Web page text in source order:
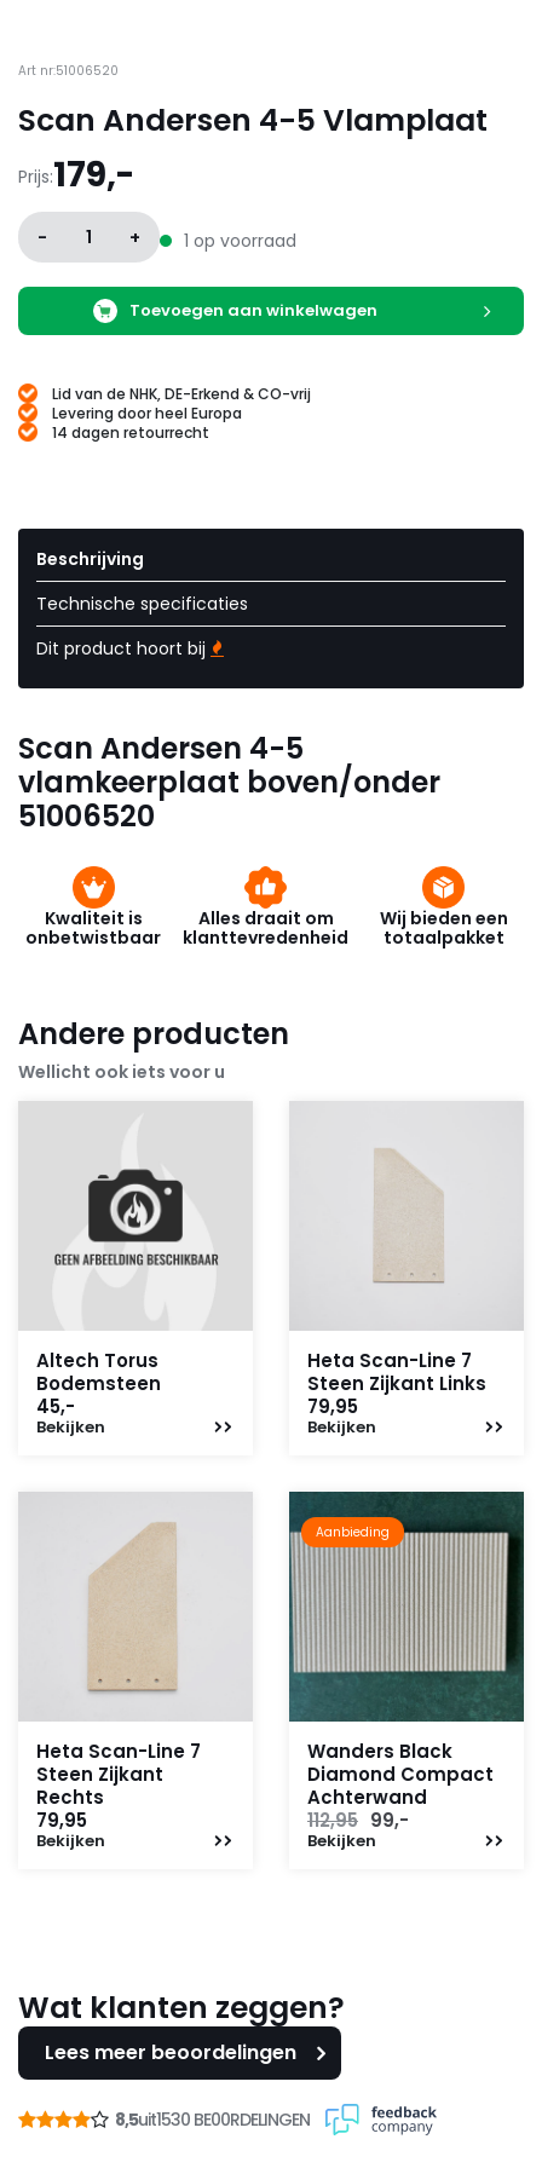
Art nr:51006520
Scan Andersen 4-5 Vlamplaat
Prijs:179,-
- 1 + 1 op voorraad
Toevoegen aan winkelwagen
Lid van de NHK, DE-Erkend & CO-vrij
Levering door heel Europa
14 dagen retourrecht
Beschrijving
Technische specificaties
Dit product hoort bij
Scan Andersen 4-5
vlamkeerplaat boven/onder
51006520
Kwaliteit is
onbetwistbaar
Alles draait om
klanttevredenheid
Wij bieden een
totaalpakket
Andere producten
Wellicht ook iets voor u
Altech Torus
Bodemsteen
45,-
Bekijken
Heta Scan-Line 7
Steen Zijkant Links
79,95
Bekijken
Heta Scan-Line 7
Steen Zijkant
Rechts
79,95
Bekijken
Aanbieding
Wanders Black
Diamond Compact
Achterwand
112,95 Oorspronkelijke
prijs
99,-
Bekijken
Wat klanten zeggen?
Lees meer beoordelingen
8,5uit1530 BE00RDELINGEN